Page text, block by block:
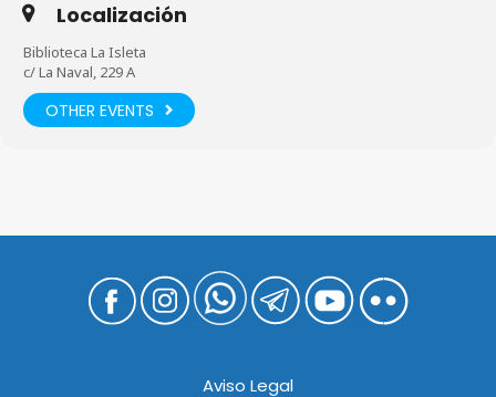
Localización
Biblioteca La Isleta
c/ La Naval, 229 A
OTHER EVENTS
Aviso Legal